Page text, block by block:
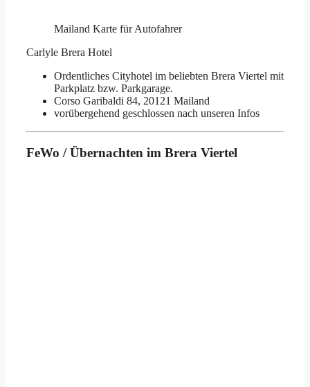
Mailand Karte für Autofahrer
Carlyle Brera Hotel
Ordentliches Cityhotel im beliebten Brera Viertel mit
Parkplatz bzw. Parkgarage.
Corso Garibaldi 84, 20121 Mailand
vorübergehend geschlossen nach unseren Infos
FeWo / Übernachten im Brera Viertel